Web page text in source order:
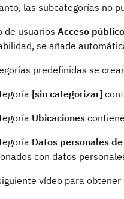
las subcategorías no
de usuarios Acceso público
se añade
predefinidas se
[sin categorizar]
Ubicaciones
Datos personales
con datos
vídeo para